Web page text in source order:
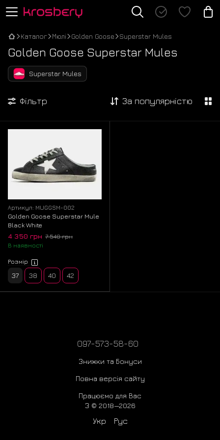
Каталог Мюлі Golden Goose Superstar Mules
Golden Goose Superstar Mules
Superstar Mules
Фільтр За популярністю
Артикул: MUGGSM-002
Golden Goose Superstar Mule
Black White
4 350 грн 7 540 грн
В наявності
Розмір
37 38 40 42
097-573-58-60
Знижки та Бонуси
Повна версія сайту
Працюємо для Вас
З © 2018—2026
Укр Рус